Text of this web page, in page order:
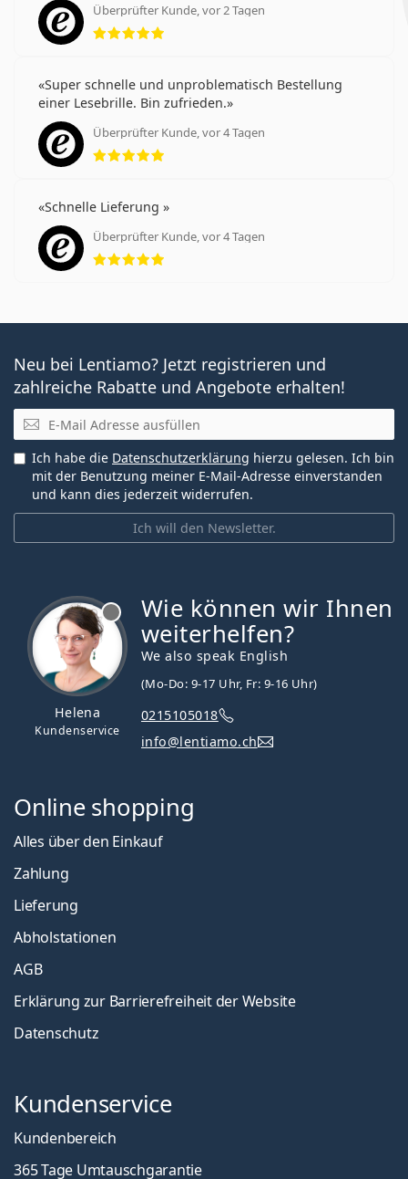
Überprüfter Kunde, vor 2 Tagen
Bewertung 5 aus 5
Super schnelle und unproblematisch Bestellung
einer Lesebrille. Bin zufrieden.
Überprüfter Kunde, vor 4 Tagen
Bewertung 5 aus 5
Schnelle Lieferung
Überprüfter Kunde, vor 4 Tagen
Bewertung 5 aus 5
Neu bei Lentiamo? Jetzt registrieren und
zahlreiche Rabatte und Angebote erhalten!
E-Mail
Ich will den Newsletter.
Ich habe die Datenschutzerklärung hierzu gelesen. Ich bin
mit der Benutzung meiner E-Mail-Adresse einverstanden
und kann dies jederzeit widerrufen.
Helena
Kundenservice
Wie können wir Ihnen
weiterhelfen?
We also speak English
(Mo-Do: 9-17 Uhr, Fr: 9-16 Uhr)
0215105018
info@lentiamo.ch
Online shopping
Alles über den Einkauf
Zahlung
Lieferung
Abholstationen
AGB
Erklärung zur Barrierefreiheit der Website
Datenschutz
Kundenservice
Kundenbereich
365 Tage Umtauschgarantie